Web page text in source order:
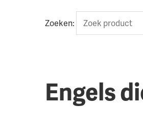
Zoeken:
Engels